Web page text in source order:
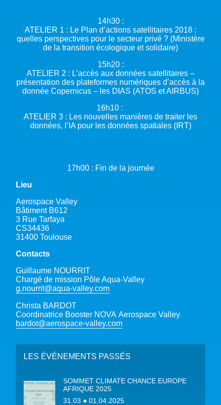
14h30 :
ATELIER 1 : Le Plan d’actions satellitaires 2018 :
quelles perspectives pour le secteur privé ? (Ministère
de la transition écologique et solidaire)
15h20 :
ATELIER 2 : L’accès aux données satellitaires –
présentation des plateformes numériques d’accès à la
donnée Copernicus – les DIAS (ATOS et AIRBUS)
16h10 :
ATELIER 3 : Les nouvelles manières de traiter les
données, l’IA pour les données spatiales (IRT)
17h00 : Fin de la journée
Lieu
Aerospace Valley
Bâtiment B612
3 Rue Tarfaya
CS34436
31400 Toulouse
Contacts
Guillaume NOURRIT
Chargé de mission Pôle Aqua-Valley
g.nourrit@aqua-valley.com
Christa BARDOT
Coordinatrice Booster NOVA Aerospace Valley
bardot@aerospace-valley.com
LES ÉVÉNEMENTS PASSÉS
SOMMET CLIMATE CHANCE EUROPE
AFRIQUE 2025
31.03 ● 01.04.2025